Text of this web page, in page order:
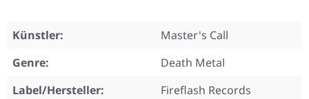
Künstler:
Master's Call
Genre:
Death Metal
Label/Hersteller:
Fireflash Records